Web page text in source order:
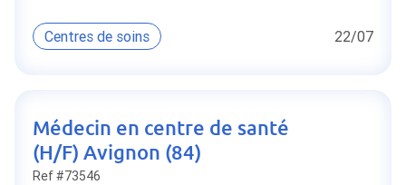
Centres de soins 22/07
Médecin en centre de santé
(H/F) Avignon (84)
Ref #73546